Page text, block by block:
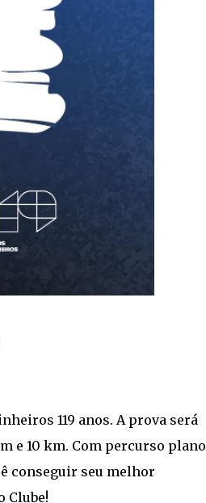
119 anos. A prova será
e 10 km. Com percurso plano
conseguir seu melhor
Clube!